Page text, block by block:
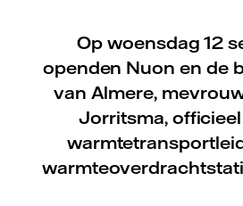
Op woensdag 12
openden Nuon en de
van Almere,
Jorritsma,